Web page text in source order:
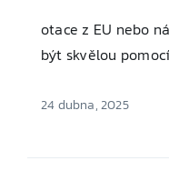
otace z EU nebo
být skvělou
24 dubna, 2025